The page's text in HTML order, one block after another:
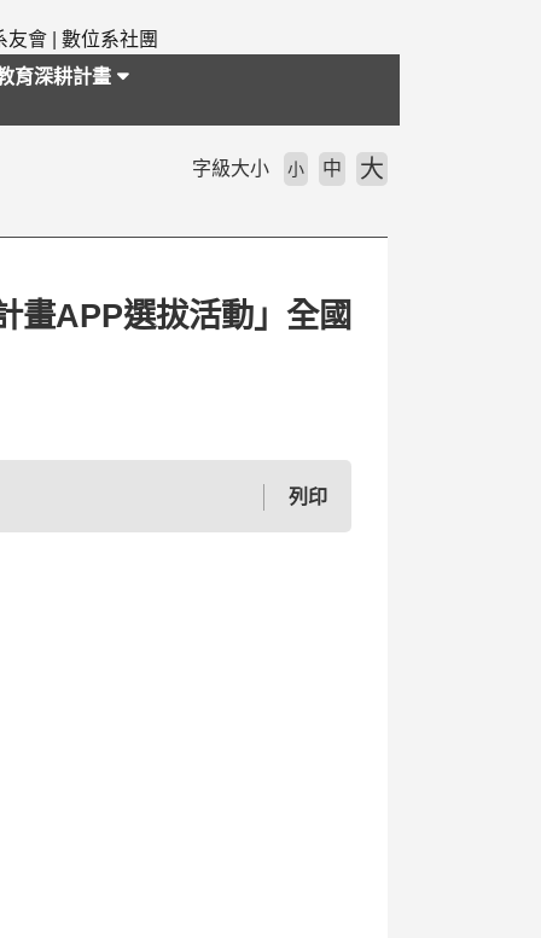
友會
數位系社團
育深耕計畫
字級大小 小 中 大
畫APP選拔活動」全國
列印